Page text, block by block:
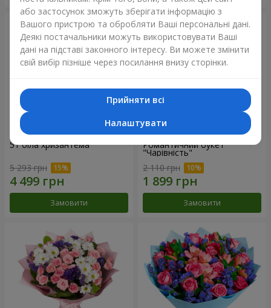
51 біла хризантема
5 293 грн
Замовити
Романтичний букет
"Чарівність"
2 110 грн
Замовити
або застосунок зможуть зберігати інформацію з
Вашого пристрою та обробляти Ваші персональні дані.
Деякі постачальники можуть використовувати Ваші
дані на підставі законного інтересу. Ви можете змінити
свій вибір пізніше через посилання внизу сторінки.
Прийняти всі
Налаштувати